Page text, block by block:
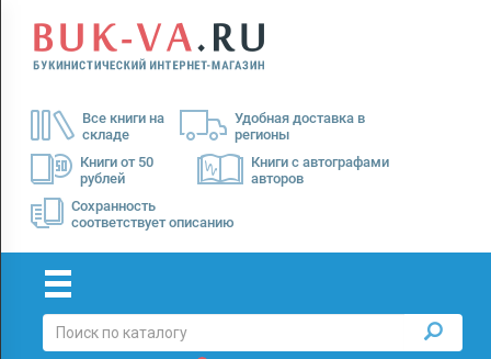
Все книги на
складе
Удобная доставка в
регионы
Книги от 50
рублей
Книги с автографами
авторов
Сохранность
соответствует описанию
Menu
Доставка
Оплата